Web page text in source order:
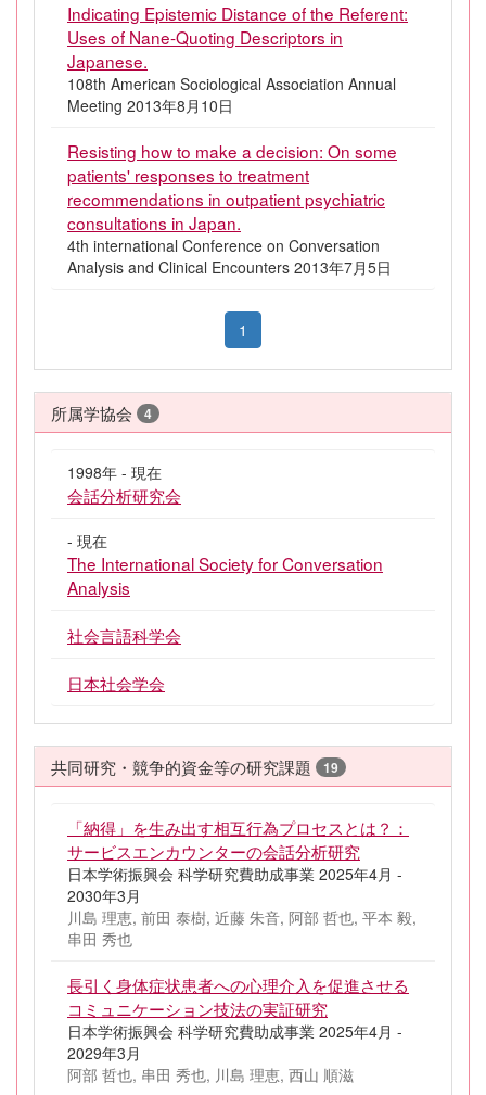
Indicating Epistemic Distance of the Referent:
Uses of Nane-Quoting Descriptors in
Japanese.
108th American Sociological Association Annual
Meeting 2013年8月10日
Resisting how to make a decision: On some
patients' responses to treatment
recommendations in outpatient psychiatric
consultations in Japan.
4th international Conference on Conversation
Analysis and Clinical Encounters 2013年7月5日
1
所属学協会 4
1998年 - 現在
会話分析研究会
- 現在
The International Society for Conversation
Analysis
社会言語科学会
日本社会学会
共同研究・競争的資金等の研究課題 19
「納得」を生み出す相互行為プロセスとは？：
サービスエンカウンターの会話分析研究
日本学術振興会 科学研究費助成事業 2025年4月 -
2030年3月
川島 理恵, 前田 泰樹, 近藤 朱音, 阿部 哲也, 平本 毅,
串田 秀也
長引く身体症状患者への心理介入を促進させる
コミュニケーション技法の実証研究
日本学術振興会 科学研究費助成事業 2025年4月 -
2029年3月
阿部 哲也, 串田 秀也, 川島 理恵, 西山 順滋